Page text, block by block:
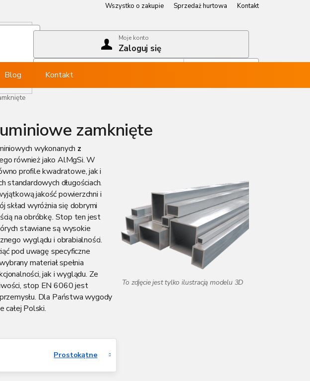
Wszystko o zakupie Sprzedaż hurtowa
Kontakt
Moje konto
Zaloguj się
Blog Kontakt
zamknięte
wykonanych z
również jako AlMgSi. W
profile kwadratowe, jak i
długościach.
jakość powierzchni i
skład wyróżnia się dobrymi
na obróbkę. Stop ten jest
stawiane są wysokie
wyglądu i obrabialności.
pod uwagę specyficzne
materiał spełnia
jak i wyglądu. Ze
stop EN 6060 jest
Dla Państwa wygody
całej Polski.
Prostokątne